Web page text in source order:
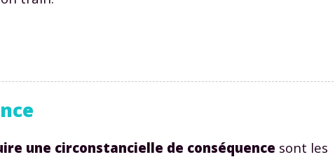
une circonstancielle de conséquence sont les
Fermer